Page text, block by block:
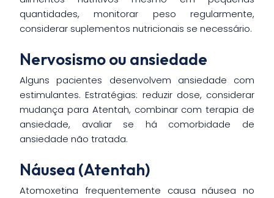
quantidades, monitorar peso regularmente,
considerar suplementos nutricionais se necessário.
Nervosismo ou ansiedade
Alguns pacientes desenvolvem ansiedade com
estimulantes. Estratégias: reduzir dose, considerar
mudança para Atentah, combinar com terapia de
ansiedade, avaliar se há comorbidade de
ansiedade não tratada.
Náusea (Atentah)
Atomoxetina frequentemente causa náusea no